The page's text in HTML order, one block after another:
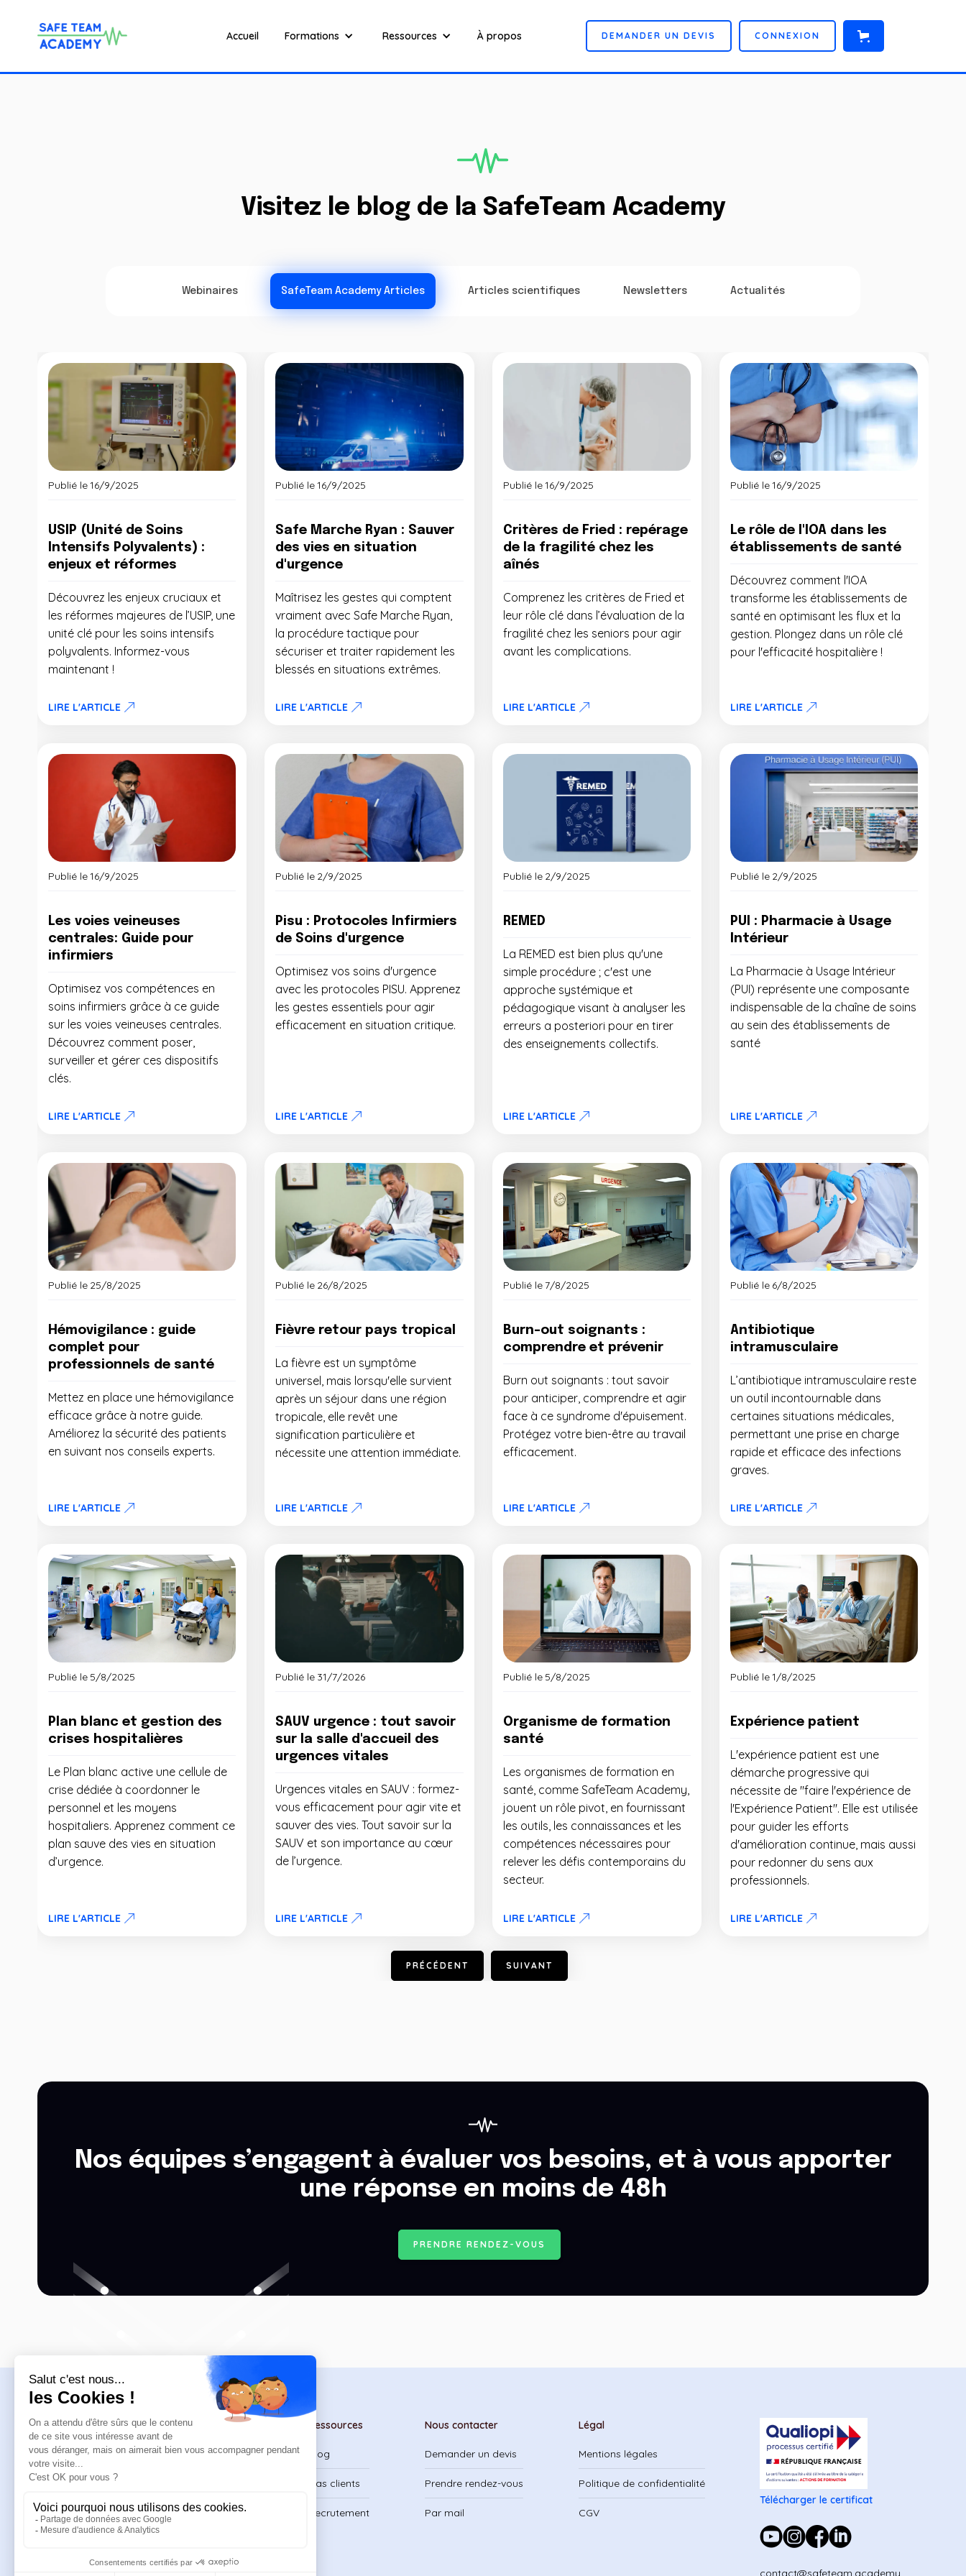
Accueil Formations Ressources À propos DE MANDE R UN DE VIS CONNE XION
Visitez le blog de la SafeTeam Academy
Webinaires SafeTeam Academy Articles Articles scientifiques Newsletters Actualités
Publié le16/9/2025
USIP (Unité de Soins
Intensifs Polyvalents) :
enjeux et réformes
Découvrez les enjeux cruciaux et
les réformes majeures de l’USIP, une
unité clé pour les soins intensifs
polyvalents. Informez-vous
maintenant !
LIRE L'ARTICLE
Publié le16/9/2025
Safe Marche Ryan : Sauver
des vies en situation
d'urgence
Maîtrisez les gestes qui comptent
vraiment avec Safe Marche Ryan,
la procédure tactique pour
sécuriser et traiter rapidement les
blessés en situations extrêmes.
LIRE L'ARTICLE
Publié le16/9/2025
Critères de Fried : repérage
de la fragilité chez les
aînés
Comprenez les critères de Fried et
leur rôle clé dans l’évaluation de la
fragilité chez les seniors pour agir
avant les complications.
LIRE L'ARTICLE
Publié le16/9/2025
Le rôle de l'IOA dans les
établissements de santé
Découvrez comment l'IOA
transforme les établissements de
santé en optimisant les flux et la
gestion. Plongez dans un rôle clé
pour l'efficacité hospitalière !
LIRE L'ARTICLE
Publié le16/9/2025
Les voies veineuses
centrales: Guide pour
infirmiers
Optimisez vos compétences en
soins infirmiers grâce à ce guide
sur les voies veineuses centrales.
Découvrez comment poser,
surveiller et gérer ces dispositifs
clés.
LIRE L'ARTICLE
Publié le 2/9/2025
Pisu : Protocoles Infirmiers
de Soins d'urgence
Optimisez vos soins d'urgence
avec les protocoles PISU. Apprenez
les gestes essentiels pour agir
efficacement en situation critique.
LIRE L'ARTICLE
Publié le 2/9/2025
REMED
La REMED est bien plus qu'une
simple procédure ; c'est une
approche systémique et
pédagogique visant à analyser les
erreurs a posteriori pour en tirer
des enseignements collectifs.
LIRE L'ARTICLE
Publié le 2/9/2025
PUI : Pharmacie à Usage
Intérieur
La Pharmacie à Usage Intérieur
(PUI) représente une composante
indispensable de la chaîne de soins
au sein des établissements de
santé
LIRE L'ARTICLE
Publié le 25/8/2025
Hémovigilance : guide
complet pour
professionnels de santé
Mettez en place une hémovigilance
efficace grâce à notre guide.
Améliorez la sécurité des patients
en suivant nos conseils experts.
LIRE L'ARTICLE
Publié le 26/8/2025
Fièvre retour pays tropical
La fièvre est un symptôme
universel, mais lorsqu'elle survient
après un séjour dans une région
tropicale, elle revêt une
signification particulière et
nécessite une attention immédiate.
LIRE L'ARTICLE
Publié le 7/8/2025
Burn-out soignants :
comprendre et prévenir
Burn out soignants : tout savoir
pour anticiper, comprendre et agir
face à ce syndrome d'épuisement.
Protégez votre bien-être au travail
efficacement.
LIRE L'ARTICLE
Publié le 6/8/2025
Antibiotique
intramusculaire
L’antibiotique intramusculaire reste
un outil incontournable dans
certaines situations médicales,
permettant une prise en charge
rapide et efficace des infections
graves.
LIRE L'ARTICLE
Publié le 5/8/2025
Plan blanc et gestion des
crises hospitalières
Le Plan blanc active une cellule de
crise dédiée à coordonner le
personnel et les moyens
hospitaliers. Apprenez comment ce
plan sauve des vies en situation
d’urgence.
LIRE L'ARTICLE
Publié le 31/7/2026
SAUV urgence : tout savoir
sur la salle d'accueil des
urgences vitales
Urgences vitales en SAUV : formez-
vous efficacement pour agir vite et
sauver des vies. Tout savoir sur la
SAUV et son importance au cœur
de l’urgence.
LIRE L'ARTICLE
Publié le 5/8/2025
Organisme de formation
santé
Les organismes de formation en
santé, comme SafeTeam Academy,
jouent un rôle pivot, en fournissant
les outils, les connaissances et les
compétences nécessaires pour
relever les défis contemporains du
secteur.
LIRE L'ARTICLE
Publié le1/8/2025
Expérience patient
L'expérience patient est une
démarche progressive qui
nécessite de "faire l'expérience de
l'Expérience Patient". Elle est utilisée
pour guider les efforts
d'amélioration continue, mais aussi
pour redonner du sens aux
professionnels.
LIRE L'ARTICLE
PRÉ CÉ DE NT S UIVANT
Nos équipes s’engagent à évaluer vos besoins, et à vous apporter
une réponse en moins de 48h
P RE ND RE RE ND E Z - VO US
Navigation
Accueil
Formations
Ressources
Formations
Catalogue
Support & FAQ
Ressources
Blog
Cas clients
Recrutement
Nous contacter
Demander un devis
Prendre rendez-vous
Par mail
Légal
Mentions légales
Politique de confidentialité
CGV
Télécharger le certificat
contact@safeteam.academy